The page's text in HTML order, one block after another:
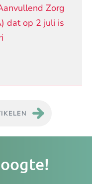
Zorg
dat op 2 juli is